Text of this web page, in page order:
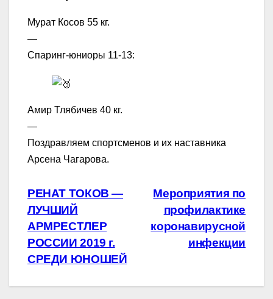
Мурат Косов 55 кг.
—
Спаринг-юниоры 11-13:
Амир Тлябичев 40 кг.
—
Поздравляем спортсменов и их наставника
Арсена Чагарова.
Навигация
по
записям
Мероприятия по
профилактике
коронавирусной
инфекции
РЕНАТ ТОКОВ —
ЛУЧШИЙ
АРМРЕСТЛЕР
РОССИИ 2019 г.
СРЕДИ ЮНОШЕЙ